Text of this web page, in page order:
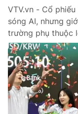
Hậu trường
Nhân vật
Khán giả
Giải sao mai
Điện ảnh
Âm nhạc
Sao
Đời sống
Du lịch
Làm đẹp
Chất lượng cuộc
Giáo dục
Tuyển sinh
Học trực tuyến
Công nghệ
Hitech Công
Giao lưu trực
VTV.vn - Cổ
sóng AI, nhưng
trường phụ thuộc